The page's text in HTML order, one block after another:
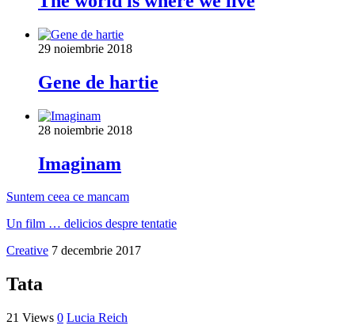
29 noiembrie 2018
Gene de hartie
28 noiembrie 2018
Imaginam
Suntem ceea ce mancam
Un film … delicios despre tentatie
Creative 7 decembrie 2017
Tata
21 Views 0 Lucia Reich